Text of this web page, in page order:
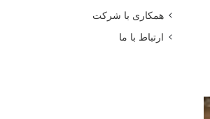
همکاری با شرکت
ارتباط با ما